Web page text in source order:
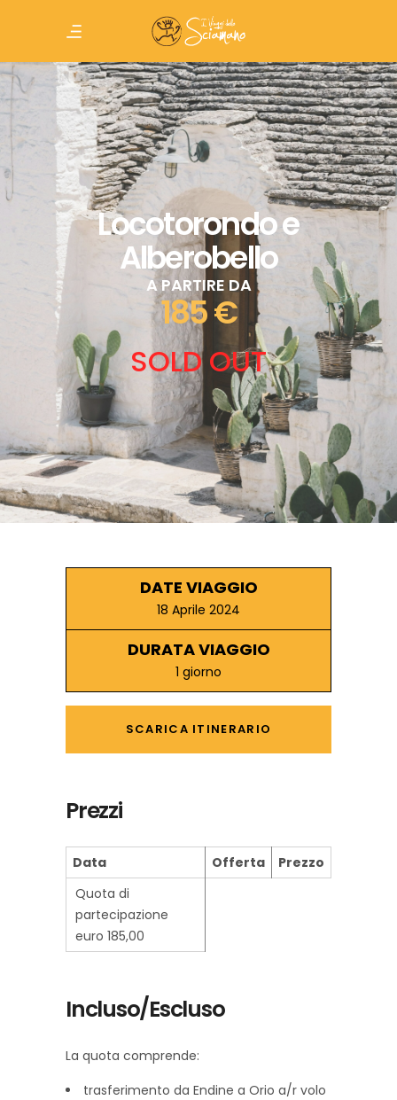
Locotorondo e
Alberobello
A PARTIRE DA
185 €
SOLD OUT
DATE VIAGGIO
18 Aprile 2024
DURATA VIAGGIO
1 giorno
SCARICA ITINERARIO
Prezzi
Data Offerta
Prezzo
Quota di
partecipazione
euro 185,00
Incluso/Escluso
La quota comprende:
trasferimento da Endine a Orio a/r volo